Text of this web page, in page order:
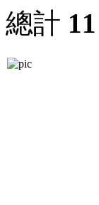
總計 11